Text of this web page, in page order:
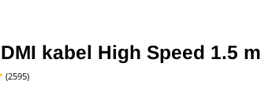
kabel High Speed 1.5
(2595)